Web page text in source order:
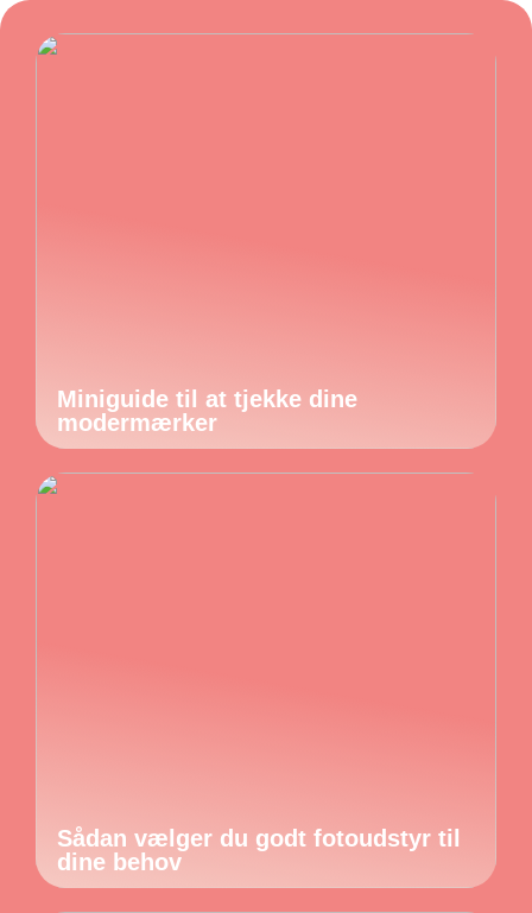
Miniguide til at tjekke dine
modermærker
Sådan vælger du godt fotoudstyr til
dine behov